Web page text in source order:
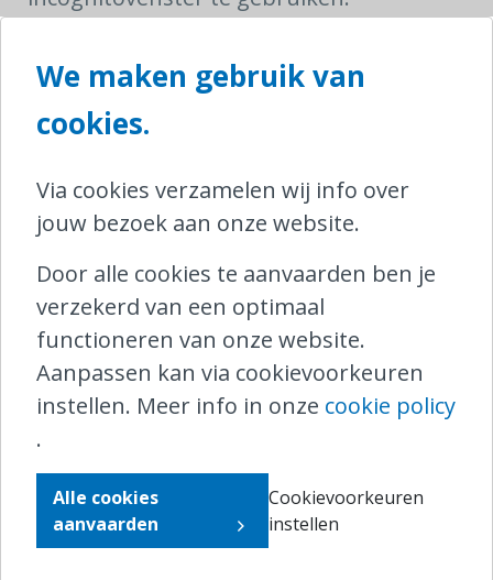
een boeking overgaat!
Voor online gekochte
geenherroepingsrecht. De
tariefvoorwaarden laten ook vaak geen
kosteloze annulatie toe.
Ondervond je problemen tijdens de
boeking van je internationale treinreis via
NMBS Internationaal? Neem dan zo snel
mogelijk op contact met het Contact
Center
Hou eventuele bewijzen van dit contact
goed bij.
We maken gebruik van
cookies.
Via cookies verzamelen wij info over
jouw bezoek aan onze website.
Door alle cookies te aanvaarden ben je
verzekerd van een optimaal
functioneren van onze website.
Aanpassen kan via cookievoorkeuren
instellen. Meer info in onze cookie policy
.
Alle cookies
aanvaarden
Cookievoorkeuren
instellen